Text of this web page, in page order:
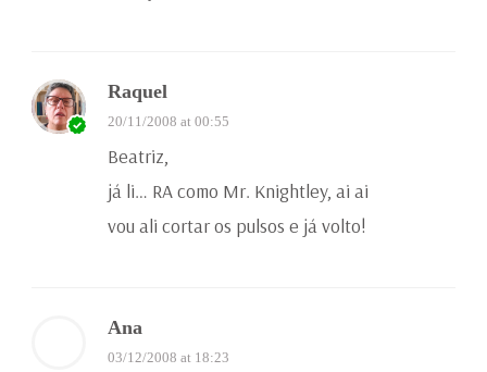
Raquel
20/11/2008 at 00:55
Beatriz,
já li… RA como Mr. Knightley, ai ai
vou ali cortar os pulsos e já volto!
Ana
03/12/2008 at 18:23